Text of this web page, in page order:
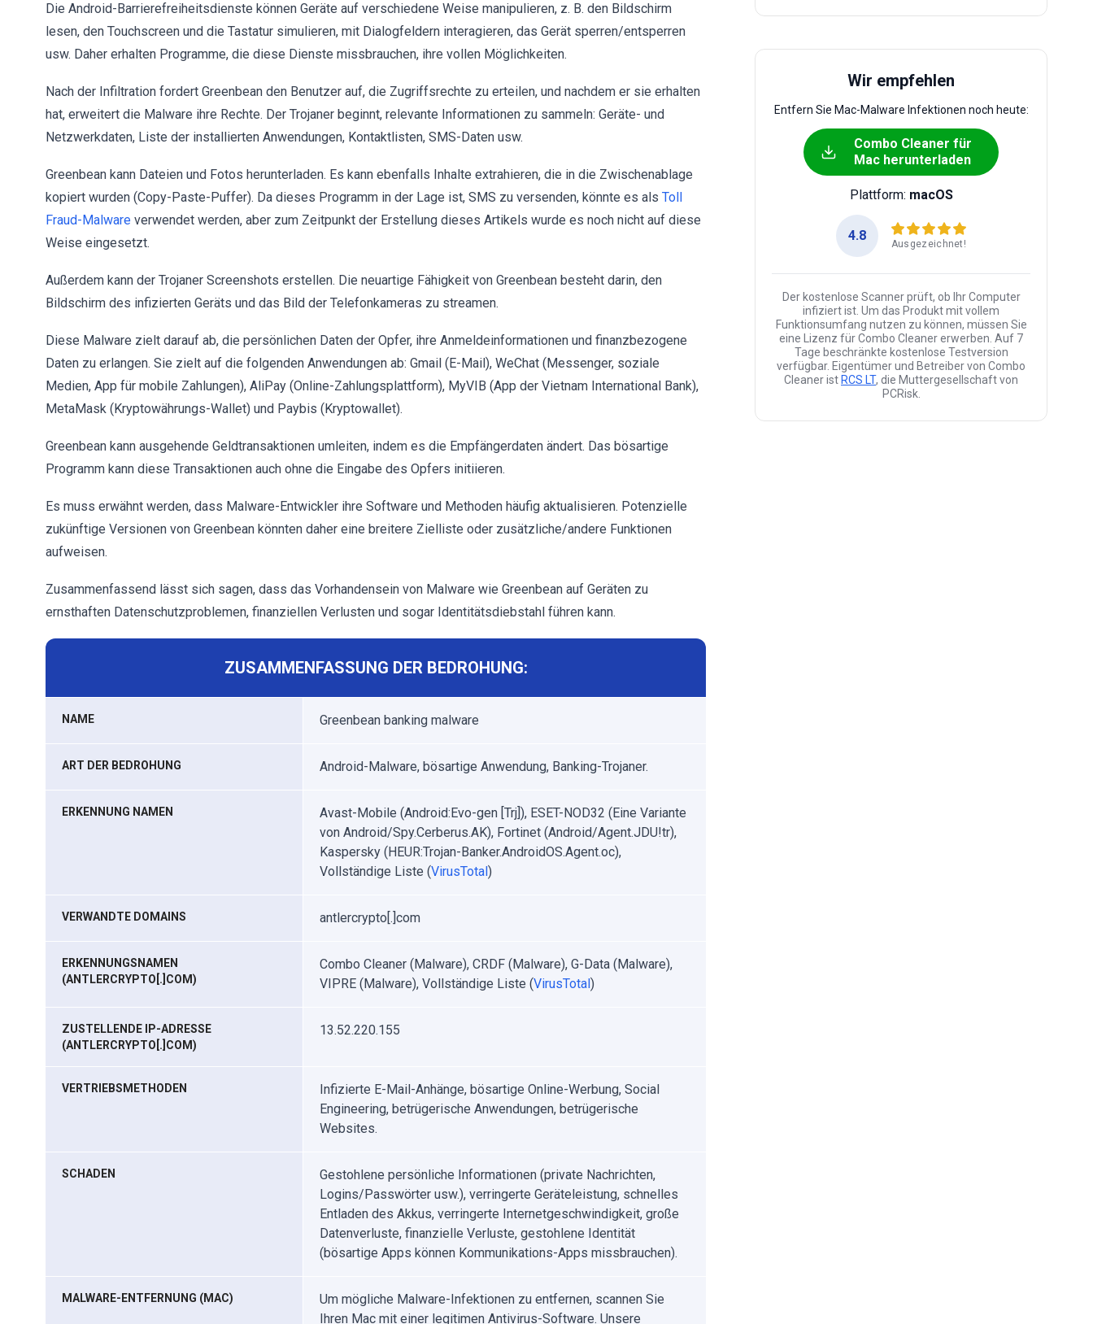
Die Android-Barrierefreiheitsdienste können Geräte auf verschiedene Weise manipulieren, z. B. den Bildschirm
lesen, den Touchscreen und die Tastatur simulieren, mit Dialogfeldern interagieren, das Gerät sperren/entsperren
usw. Daher erhalten Programme, die diese Dienste missbrauchen, ihre vollen Möglichkeiten.
Nach der Infiltration fordert Greenbean den Benutzer auf, die Zugriffsrechte zu erteilen, und nachdem er sie erhalten
hat, erweitert die Malware ihre Rechte. Der Trojaner beginnt, relevante Informationen zu sammeln: Geräte- und
Netzwerkdaten, Liste der installierten Anwendungen, Kontaktlisten, SMS-Daten usw.
Greenbean kann Dateien und Fotos herunterladen. Es kann ebenfalls Inhalte extrahieren, die in die Zwischenablage
kopiert wurden (Copy-Paste-Puffer). Da dieses Programm in der Lage ist, SMS zu versenden, könnte es als Toll
Fraud-Malware verwendet werden, aber zum Zeitpunkt der Erstellung dieses Artikels wurde es noch nicht auf diese
Weise eingesetzt.
Außerdem kann der Trojaner Screenshots erstellen. Die neuartige Fähigkeit von Greenbean besteht darin, den
Bildschirm des infizierten Geräts und das Bild der Telefonkameras zu streamen.
Diese Malware zielt darauf ab, die persönlichen Daten der Opfer, ihre Anmeldeinformationen und finanzbezogene
Daten zu erlangen. Sie zielt auf die folgenden Anwendungen ab: Gmail (E-Mail), WeChat (Messenger, soziale
Medien, App für mobile Zahlungen), AliPay (Online-Zahlungsplattform), MyVIB (App der Vietnam International Bank),
MetaMask (Kryptowährungs-Wallet) und Paybis (Kryptowallet).
Greenbean kann ausgehende Geldtransaktionen umleiten, indem es die Empfängerdaten ändert. Das bösartige
Programm kann diese Transaktionen auch ohne die Eingabe des Opfers initiieren.
Es muss erwähnt werden, dass Malware-Entwickler ihre Software und Methoden häufig aktualisieren. Potenzielle
zukünftige Versionen von Greenbean könnten daher eine breitere Zielliste oder zusätzliche/andere Funktionen
aufweisen.
Zusammenfassend lässt sich sagen, dass das Vorhandensein von Malware wie Greenbean auf Geräten zu
ernsthaften Datenschutzproblemen, finanziellen Verlusten und sogar Identitätsdiebstahl führen kann.
ZUSAMMENFASSUNG DER BEDROHUNG:
NAME Greenbean banking malware
ART DER BEDROHUNG Android-Malware, bösartige Anwendung, Banking-Trojaner.
ERKENNUNG NAMEN
Avast-Mobile (Android:Evo-gen [Trj]), ESET-NOD32 (Eine Variante
von Android/Spy.Cerberus.AK), Fortinet (Android/Agent.JDU!tr),
Kaspersky (HEUR:Trojan-Banker.AndroidOS.Agent.oc),
Vollständige Liste (VirusTotal)
VERWANDTE DOMAINS antlercrypto[.]com
ERKENNUNGSNAMEN
(ANTLERCRYPTO[.]COM)
Combo Cleaner (Malware), CRDF (Malware), G-Data (Malware),
VIPRE (Malware), Vollständige Liste (VirusTotal)
ZUSTELLENDE IP-ADRESSE
(ANTLERCRYPTO[.]COM)
13.52.220.155
VERTRIEBSMETHODEN
Infizierte E-Mail-Anhänge, bösartige Online-Werbung, Social
Engineering, betrügerische Anwendungen, betrügerische
Websites.
SCHADEN
Gestohlene persönliche Informationen (private Nachrichten,
Logins/Passwörter usw.), verringerte Geräteleistung, schnelles
Entladen des Akkus, verringerte Internetgeschwindigkeit, große
Datenverluste, finanzielle Verluste, gestohlene Identität
(bösartige Apps können Kommunikations-Apps missbrauchen).
MALWARE-ENTFERNUNG (MAC)
Um mögliche Malware-Infektionen zu entfernen, scannen Sie
Ihren Mac mit einer legitimen Antivirus-Software. Unsere
Wir empfehlen
Entfern Sie Mac-Malware Infektionen noch heute:
Combo Cleaner für
Mac herunterladen
Plattform: macOS
4.8
Ausgezeichnet!
Der kostenlose Scanner prüft, ob Ihr Computer
infiziert ist. Um das Produkt mit vollem
Funktionsumfang nutzen zu können, müssen Sie
eine Lizenz für Combo Cleaner erwerben. Auf 7
Tage beschränkte kostenlose Testversion
verfügbar. Eigentümer und Betreiber von Combo
Cleaner ist RCS LT, die Muttergesellschaft von
PCRisk.